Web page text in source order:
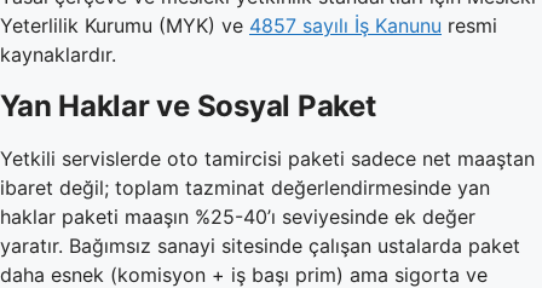
Yeterlilik Kurumu (MYK) ve 4857 sayılı İş Kanunu resmi
kaynaklardır.
Yan Haklar ve Sosyal Paket
Yetkili servislerde oto tamircisi paketi sadece net maaştan
ibaret değil; toplam tazminat değerlendirmesinde yan
haklar paketi maaşın %25-40’ı seviyesinde ek değer
yaratır. Bağımsız sanayi sitesinde çalışan ustalarda paket
daha esnek (komisyon + iş başı prim) ama sigorta ve